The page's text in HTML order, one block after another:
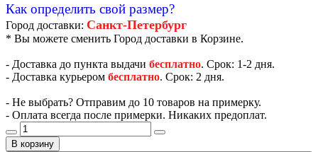
Как определить свой размер?
Город доставки: Санкт-Петербург
* Вы можете сменить Город доставки в Корзине.
- Доставка до пункта выдачи бесплатно. Срок: 1-2 дня.
- Доставка курьером бесплатно. Срок: 2 дня.
- Не выбрать? Отправим до 10 товаров на примерку.
- Оплата всегда после примерки. Никаких предоплат.
В корзину